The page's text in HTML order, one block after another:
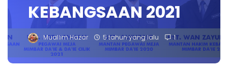
KEBANGSAAN 2021
Muallim Hazar 5 tahun yang lalu 1